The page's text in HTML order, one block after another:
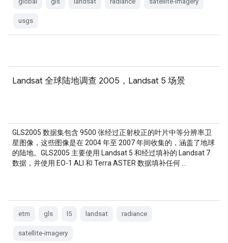
usgs
Landsat 全球陆地调查 2005，Landsat 5 场景
GLS2005 数据集包含 9500 张经过正射校正的叶片中等分辨率卫
星图像，这些图像是在 2004 年至 2007 年间收集的，涵盖了地球
的陆地。GLS2005 主要使用 Landsat 5 和经过填补的 Landsat 7
数据，并使用 EO-1 ALI 和 Terra ASTER 数据填补任何 …
etm gls l5 landsat radiance
satellite-imagery